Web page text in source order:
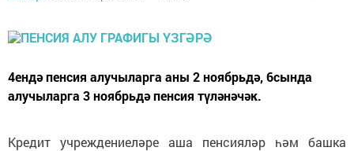
4ендә пенсия алучыларга аны 2 ноябрьдә, 6сында
алучыларга 3 ноябрьдә пенсия түләнәчәк.
Кредит учреждениеләре аша пенсияләр һәм башка